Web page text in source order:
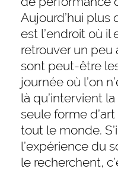
Aujourd’hui plus
est l’endroit où il
retrouver un peu
sont peut-être
journée où l’on
là qu’intervient
seule forme
tout le monde.
l’expérience du
le recherchent,